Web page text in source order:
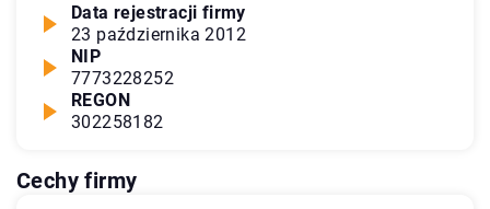
Data rejestracji firmy
23 października 2012
NIP
7773228252
REGON
302258182
Cechy firmy